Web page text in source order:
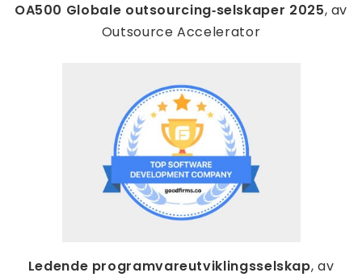
OA500 Globale outsourcing‑selskaper 2025, av
Outsource Accelerator
Ledende programvareutviklingsselskap, av